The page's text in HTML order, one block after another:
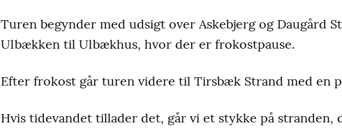
Turen begynder med udsigt over Askebjerg og Daugård
Ulbækken til Ulbækhus, hvor der er frokostpause.
Efter frokost går turen videre til Tirsbæk Strand med en
Hvis tidevandet tillader det, går vi et stykke på stranden,